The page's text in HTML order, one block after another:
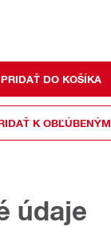
PRIDAŤ DO KOŠÍKA
K OBĽÚBENÝM
údaje